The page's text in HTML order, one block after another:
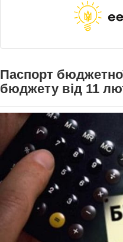
Паспорт
бюджету від 11